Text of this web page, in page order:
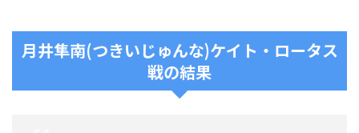
月井隼南(つきいじゅんな)ケイト・ロータス
戦の結果